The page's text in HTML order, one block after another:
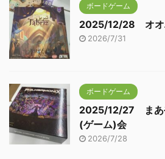
ボードゲーム
2025/12/28 オオ
2026/7/31
ボードゲーム
2025/12/27 まあ
(ゲーム)会
2026/7/28